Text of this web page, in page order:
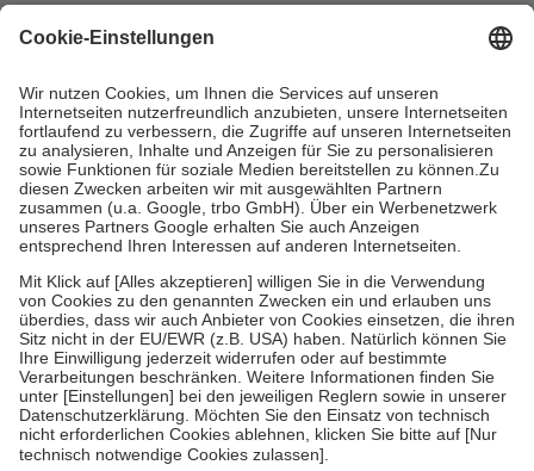
Kosten dafür, der Versicherte trägt einen Teil davon als Zuzahlung
Grundsätzlich leisten Mitglieder Zuzahlungen in Höhe von zehn
Prozent des Abgabepreises,mindestensjedochfünf Euround
höchstens zehn Euro.Es sind jedoch nie mehr als die tatsächlichen
Kosten der Leistung zu entrichten.
Diese Regeln gelten grundsätzlich auch für Online-Apotheken.
Bei Heilmitteln und häuslicher Krankenpflege beträgt die
Zuzahlung zehn Prozent der Kosten sowie zehn Euro je
Um das Engagement der Versicherten für ihre eigene Gesundheit zu
stärken und die besondere Stellung der Familie zu unterstützen,
fallenkeine Zuzahlungen an bei:
• Kindern und Jugendlichen bis zum vollendeten 18. Lebensjahr
mit Ausnahme der Fahrkosten
• Untersuchungen zur Vorsorge und Früherkennung, die von der
GKV getragen werden
• empfohlenen Schutzimpfungen